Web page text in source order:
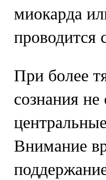
миокарда
проводится
При более
сознания
Внимание